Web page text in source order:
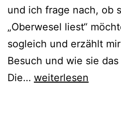
und ich frage nach, ob
„Oberwesel liest“
sogleich und erzählt
Besuch und wie sie
Die… Oberwesel
weiterlesen